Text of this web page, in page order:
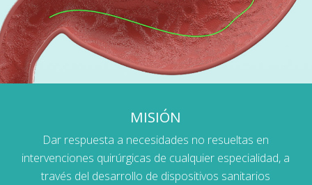
MISIÓN
Dar respuesta a necesidades no resueltas en
intervenciones quirúrgicas de cualquier especialidad, a
través del desarrollo de dispositivos sanitarios